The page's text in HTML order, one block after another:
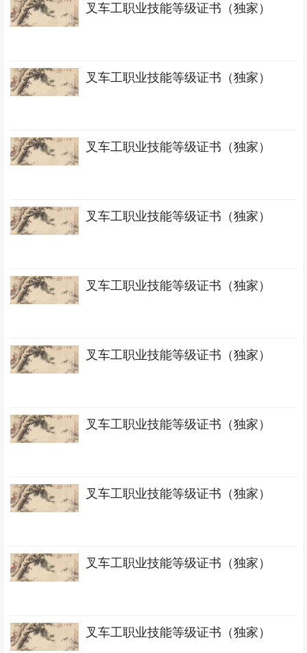
叉车工职业技能等级证书（独家）
叉车工职业技能等级证书（独家）
叉车工职业技能等级证书（独家）
叉车工职业技能等级证书（独家）
叉车工职业技能等级证书（独家）
叉车工职业技能等级证书（独家）
叉车工职业技能等级证书（独家）
叉车工职业技能等级证书（独家）
叉车工职业技能等级证书（独家）
叉车工职业技能等级证书（独家）